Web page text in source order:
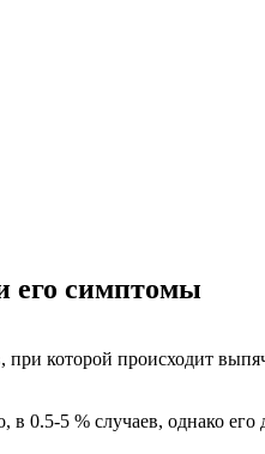
его симптомы
при которой происходит
в 0.5-5 % случаев, однако